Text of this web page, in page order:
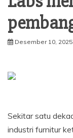
Desember 10, 2025
Sekitar satu
industri furnitur